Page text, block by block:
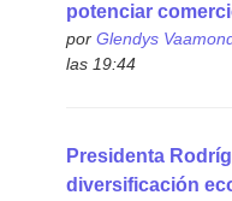
potenciar
por Glendys
las 19:44
Presidenta
diversificación